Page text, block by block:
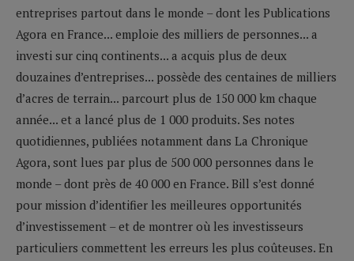
entreprises partout dans le monde – dont les Publications
Agora en France... emploie des milliers de personnes... a
investi sur cinq continents... a acquis plus de deux
douzaines d’entreprises... possède des centaines de milliers
d’acres de terrain... parcourt plus de 150 000 km chaque
année... et a lancé plus de 1 000 produits. Ses notes
quotidiennes, publiées notamment dans La Chronique
Agora, sont lues par plus de 500 000 personnes dans le
monde – dont près de 40 000 en France. Bill s’est donné
pour mission d’identifier les meilleures opportunités
d’investissement – et de montrer où les investisseurs
particuliers commettent les erreurs les plus coûteuses. En